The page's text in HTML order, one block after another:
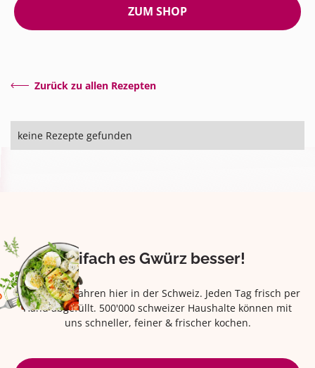
ZUM SHOP
Zurück zu allen Rezepten
keine Rezepte gefunden
Eifach es Gwürz besser!
Seit über 42 Jahren hier in der Schweiz. Jeden Tag frisch per
Hand abgefüllt. 500'000 schweizer Haushalte können mit
uns schneller, feiner & frischer kochen.